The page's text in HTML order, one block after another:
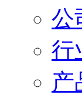
公
行
产